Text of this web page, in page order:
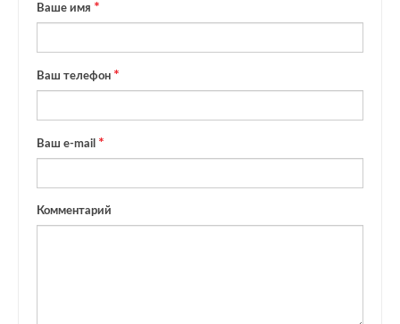
Ваше имя
Ваш телефон
Ваш e-mail
Комментарий